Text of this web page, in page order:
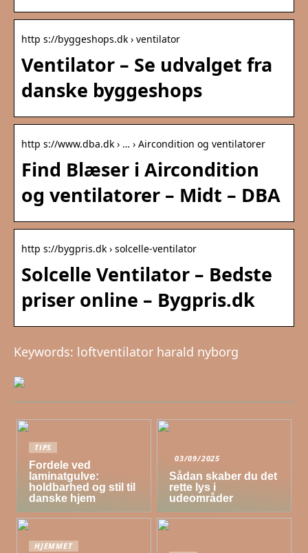
http s://byggeshops.dk › ventilator
Ventilator – Se udvalget fra
danske byggeshops
http s://www.dba.dk › … › Aircondition og ventilatorer
Find Blæser i Aircondition
og ventilatorer – Midt – DBA
http s://bygpris.dk › solcelle-ventilator
Solcelle Ventilator – Bedste
priser online – Bygpris.dk
Keywords: loftventilator harald nyborg
TIPS
Fordele ved
laminatgulve:
holdbarhed og stil til
danske hjem
03/09/2025
Sådan skaber du det
rette lys i
udeområder
HJEMMET